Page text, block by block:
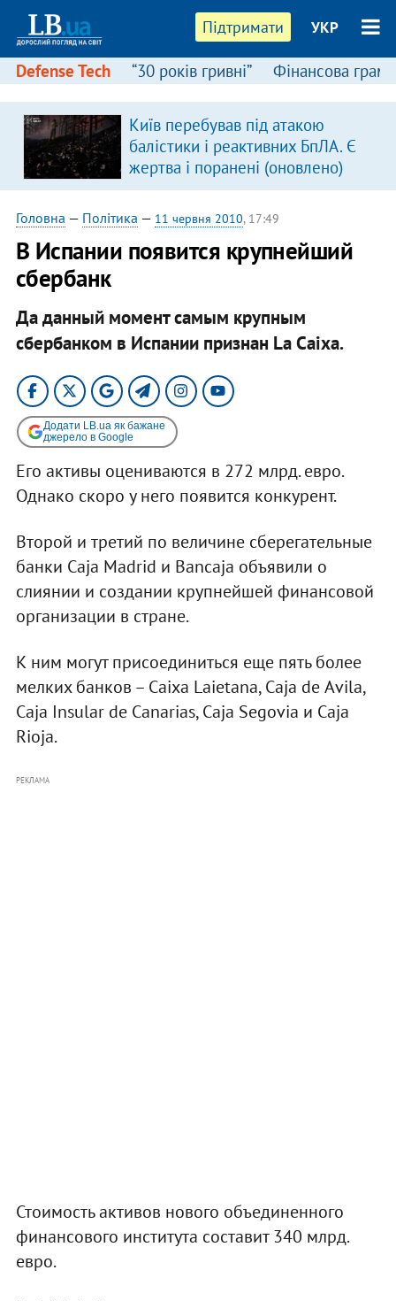
Підтримати УКР
Defense Tech “30 років гривні” Фінансова
Київ перебував під атакою
балістики і реактивних БпЛА. Є
жертва і поранені (оновлено)
Головна — Політика — 11 червня 2010, 17:49
В Испании появится крупнейший
сбербанк
Да данный момент самым крупным
сбербанком в Испании признан La Caixa.
Додати LB.ua як бажане
джерело в Google
Его активы оцениваются в 272 млрд. евро.
Однако скоро у него появится конкурент.
Второй и третий по величине сберегательные
банки Caja Madrid и Bancaja объявили о
слиянии и создании крупнейшей финансовой
организации в стране.
К ним могут присоединиться еще пять более
мелких банков – Caixa Laietana, Caja de Аvila,
Caja Insular de Canarias, Caja Segovia и Caja
Rioja.
РЕКЛАМА
Стоимость активов нового объединенного
финансового института составит 340 млрд.
евро.